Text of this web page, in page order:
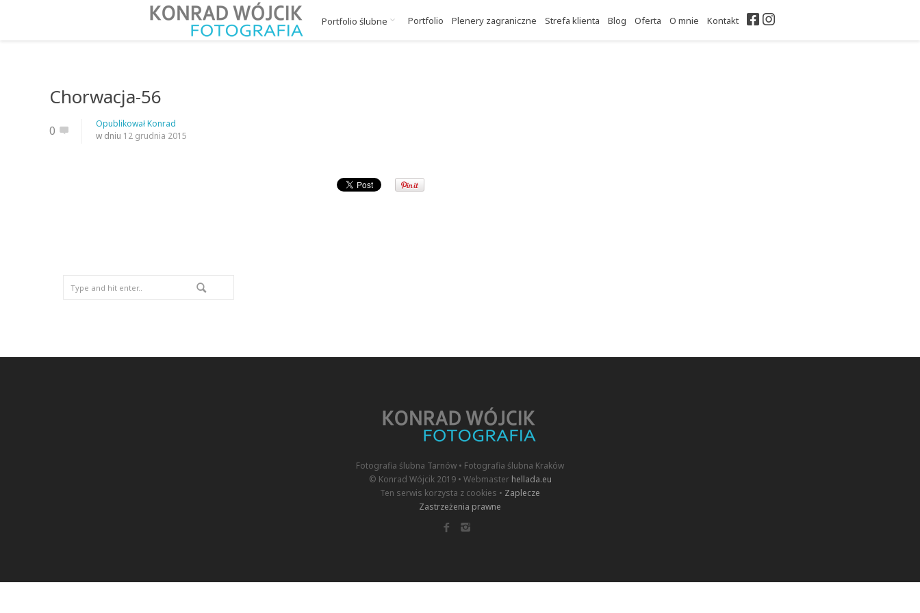
Portfolio ślubne Portfolio Plenery zagraniczne Strefa klienta Blog Oferta O mnie Kontakt Facebook
Instagram
Chorwacja-56
0 OpublikowałKonrad
w dniu 12 grudnia 2015
Fotografia ślubna Tarnów • Fotografia ślubna Kraków
© Konrad Wójcik 2019 • Webmaster hellada.eu
Ten serwis korzysta z cookies • Zaplecze
Zastrzeżenia prawne